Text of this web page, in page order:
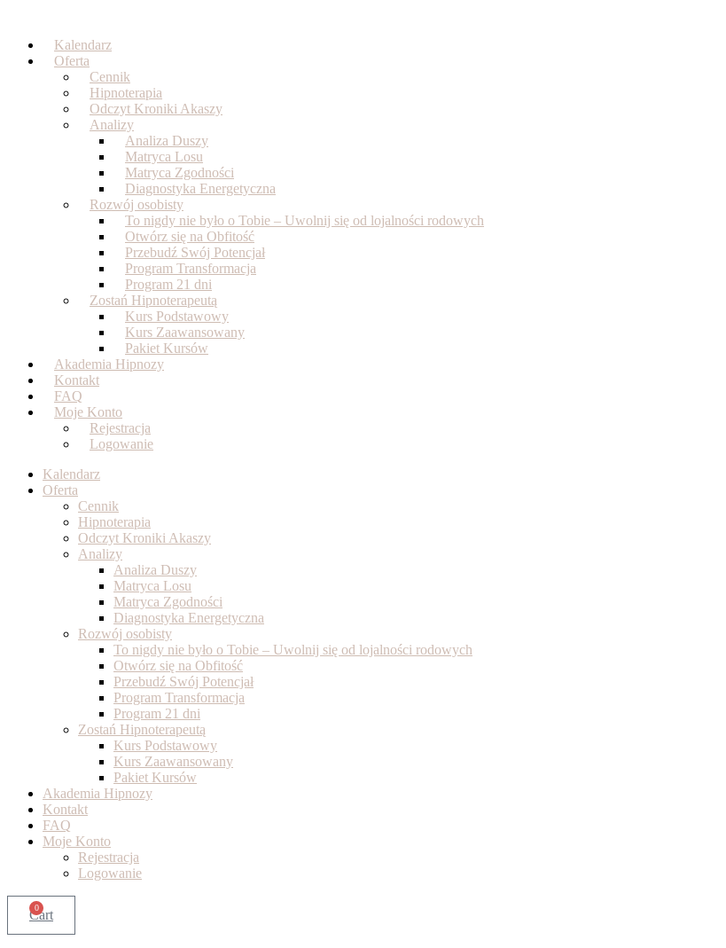
content
Kalendarz
Oferta
Cennik
Hipnoterapia
Odczyt Kroniki Akaszy
Analizy
Analiza Duszy
Matryca Losu
Matryca Zgodności
Diagnostyka Energetyczna
Rozwój osobisty
To nigdy nie było o Tobie – Uwolnij się od lojalności rodowych
Otwórz się na Obfitość
Przebudź Swój Potencjał
Program Transformacja
Program 21 dni
Zostań Hipnoterapeutą
Kurs Podstawowy
Kurs Zaawansowany
Pakiet Kursów
Akademia Hipnozy
Kontakt
FAQ
Moje Konto
Rejestracja
Logowanie
Kalendarz
Oferta
Cennik
Hipnoterapia
Odczyt Kroniki Akaszy
Analizy
Analiza Duszy
Matryca Losu
Matryca Zgodności
Diagnostyka Energetyczna
Rozwój osobisty
To nigdy nie było o Tobie – Uwolnij się od lojalności rodowych
Otwórz się na Obfitość
Przebudź Swój Potencjał
Program Transformacja
Program 21 dni
Zostań Hipnoterapeutą
Kurs Podstawowy
Kurs Zaawansowany
Pakiet Kursów
Akademia Hipnozy
Kontakt
FAQ
Moje Konto
Rejestracja
Logowanie
0
Cart